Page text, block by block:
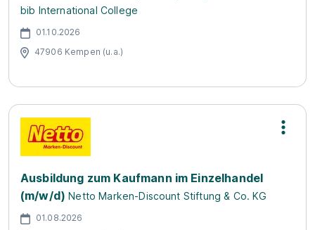
bib International College
01.10.2026
47906 Kempen (u.a.)
Ausbildung zum Kaufmann im Einzelhandel
(m/w/d) Netto Marken-Discount Stiftung & Co. KG
01.08.2026